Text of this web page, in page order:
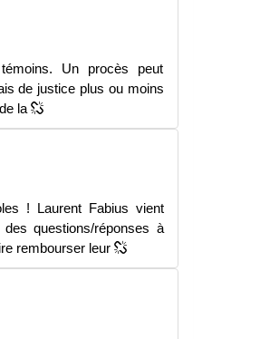
témoins. Un procès peut
de justice plus ou moins
la
! Laurent Fabius vient
questions/réponses à
rembourser leur